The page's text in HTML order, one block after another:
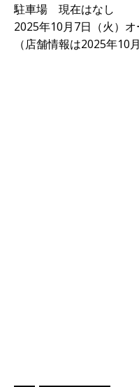
駐車場 現在はなし
2025年10月7日（火）オ
（店舗情報は2025年10